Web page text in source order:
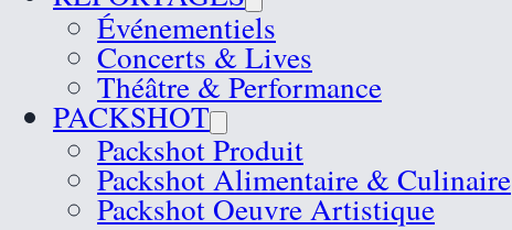
Événementiels
Concerts & Lives
Théâtre & Performance
PACKSHOT
Packshot Produit
Packshot Alimentaire & Culinaire
Packshot Oeuvre Artistique